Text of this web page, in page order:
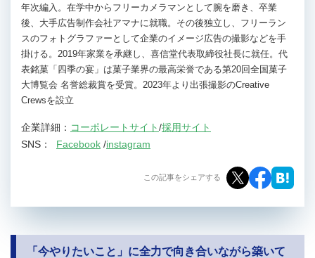
年次編入。在学中からフリーカメラマンとして腕を磨き、卒業
後、大手広告制作会社アマナに就職。その後独立し、フリーラン
スのフォトグラファーとして企業のイメージ広告の撮影などを手
掛ける。2019年家業を承継し、喜信堂代表取締役社長に就任。代
表銘菓「四季の宴」は菓子業界の最高栄誉である第20回全国菓子
大博覧会 名誉総裁賞を受賞。2023年より出張撮影のCreative
Crewsを設立
企業詳細： コーポレートサイト/採用サイト
SNS： Facebook /instagram
この記事をシェアする
「今やりたいこと」に全力で向き合いながら築いて